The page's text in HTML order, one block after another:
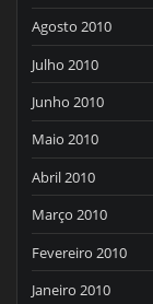
Agosto 2010
Julho 2010
Junho 2010
Maio 2010
Abril 2010
Março 2010
Fevereiro 2010
Janeiro 2010